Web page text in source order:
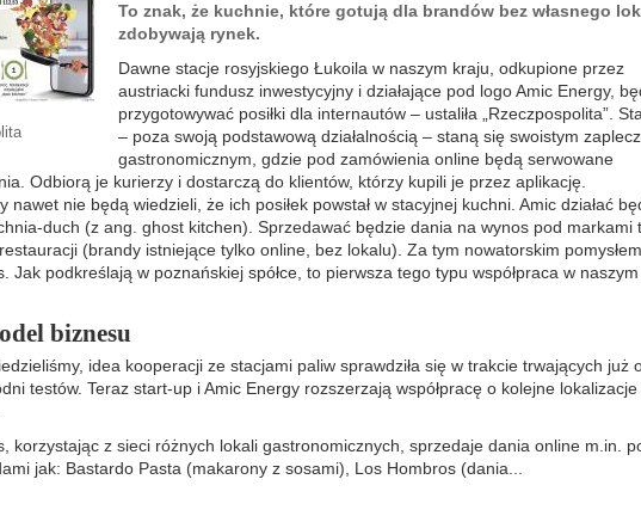
To znak, że kuchnie, które gotują dla brandów bez własnego
zdobywają rynek.
Dawne stacje rosyjskiego Łukoila w naszym kraju, odkupione przez
austriacki fundusz inwestycyjny i działające pod logo Amic Energy,
przygotowywać posiłki dla internautów – ustaliła „Rzeczpospolita”.
– poza swoją podstawową działalnością – staną się swoistym
gastronomicznym, gdzie pod zamówienia online będą serwowane
Odbiorą je kurierzy i dostarczą do klientów, którzy kupili je przez aplikację.
nawet nie będą wiedzieli, że ich posiłek powstał w stacyjnej kuchni. Amic działać
duch (z ang. ghost kitchen). Sprzedawać będzie dania na wynos pod markami
(brandy istniejące tylko online, bez lokalu). Za tym nowatorskim
Jak podkreślają w poznańskiej spółce, to pierwsza tego typu współpraca w naszym
biznesu
idea kooperacji ze stacjami paliw sprawdziła się w trakcie trwających już
testów. Teraz start-up i Amic Energy rozszerzają współpracę o kolejne lokalizacje
korzystając z sieci różnych lokali gastronomicznych, sprzedaje dania online m.in.
jak: Bastardo Pasta (makarony z sosami), Los Hombros (dania...